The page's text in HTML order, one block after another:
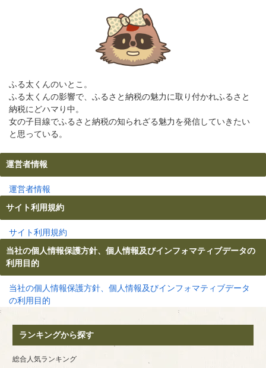
ふる太くんのいとこ。
ふる太くんの影響で、ふるさと納税の魅力に取り付かれふるさと
納税にどハマり中。
女の子目線でふるさと納税の知られざる魅力を発信していきたい
と思っている。
運営者情報
運営者情報
サイト利用規約
サイト利用規約
当社の個人情報保護方針、個人情報及びインフォマティブデータの
利用目的
当社の個人情報保護方針、個人情報及びインフォマティブデータ
の利用目的
ランキングから探す
総合人気ランキング